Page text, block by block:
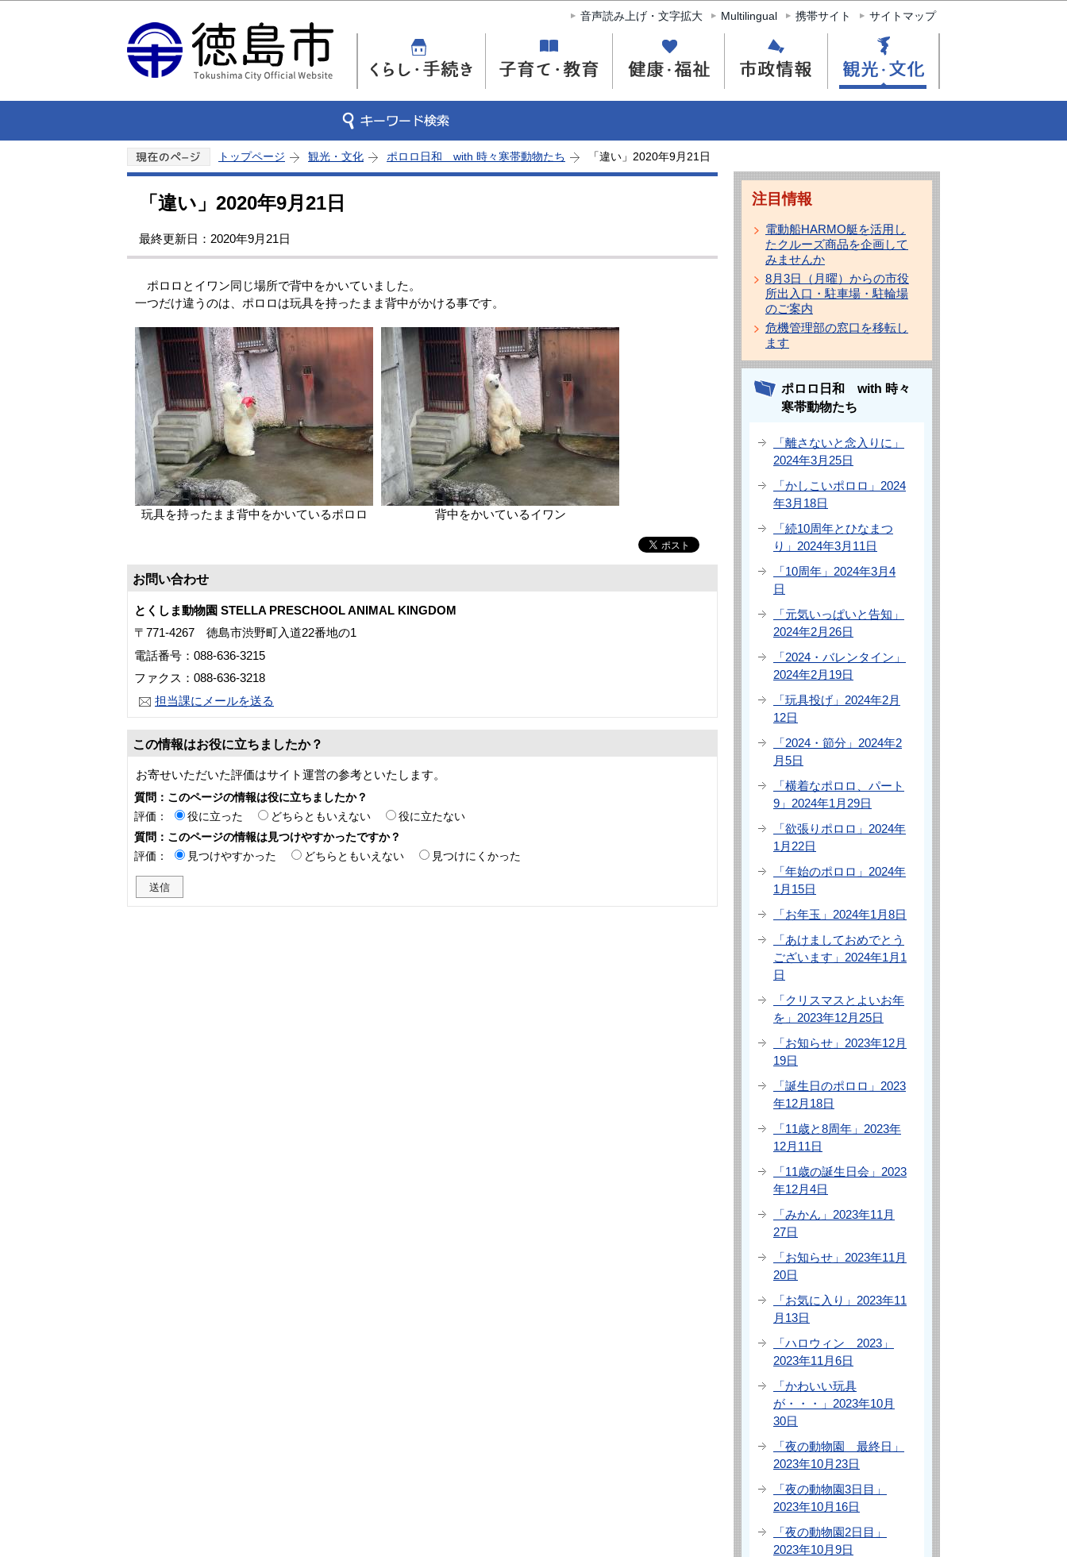
このページの本文へ移動
音声読み上げ・文字拡大 Multilingual 携帯サイト サイトマップ
トップページ 観光・文化 ポロロ日和 with 時々寒帯動物たち 「違い」2020年9月21日
「違い」2020年9月21日
最終更新日：2020年9月21日
ポロロとイワン同じ場所で背中をかいていました。
一つだけ違うのは、ポロロは玩具を持ったまま背中がかける事です。
玩具を持ったまま背中をかいているポロロ 背中をかいているイワン
お問い合わせ
とくしま動物園 STELLA PRESCHOOL ANIMAL KINGDOM
〒771-4267 徳島市渋野町入道22番地の1
電話番号：088-636-3215
ファクス：088-636-3218
担当課にメールを送る
この情報はお役に立ちましたか？
お寄せいただいた評価はサイト運営の参考といたします。
質問：このページの情報は役に立ちましたか？
評価：
役に立った どちらともいえない
役に立たない
質問：このページの情報は見つけやすかったですか？
評価：
見つけやすかった どちらともいえない 見つけにくかった
注目情報
電動船HARMO艇を活用し
たクルーズ商品を企画して
みませんか
8月3日（月曜）からの市役
所出入口・駐車場・駐輪場
のご案内
危機管理部の窓口を移転し
ます
ポロロ日和 with 時々
寒帯動物たち
「離さないと念入りに」
2024年3月25日
「かしこいポロロ」2024
年3月18日
「続10周年とひなまつ
り」2024年3月11日
「10周年」2024年3月4
日
「元気いっぱいと告知」
2024年2月26日
「2024・バレンタイン」
2024年2月19日
「玩具投げ」2024年2月
12日
「2024・節分」2024年2
月5日
「横着なポロロ、パート
9」2024年1月29日
「欲張りポロロ」2024年
1月22日
「年始のポロロ」2024年
1月15日
「お年玉」2024年1月8日
「あけましておめでとう
ございます」2024年1月1
日
「クリスマスとよいお年
を」2023年12月25日
「お知らせ」2023年12月
19日
「誕生日のポロロ」2023
年12月18日
「11歳と8周年」2023年
12月11日
「11歳の誕生日会」2023
年12月4日
「みかん」2023年11月
27日
「お知らせ」2023年11月
20日
「お気に入り」2023年11
月13日
「ハロウィン 2023」
2023年11月6日
「かわいい玩具
が・・・」2023年10月
30日
「夜の動物園 最終日」
2023年10月23日
「夜の動物園3日目」
2023年10月16日
「夜の動物園2日目」
2023年10月9日